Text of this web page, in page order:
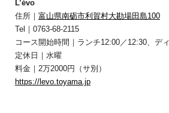
L’évo
住所｜ 富山県南砺市利賀村大勘場田島100
Tel｜0763-68-2115
コース開始時間｜ランチ12:00／12:30、デ
定休日｜水曜
料金｜2万2000円（サ別）
https://levo.toyama.jp